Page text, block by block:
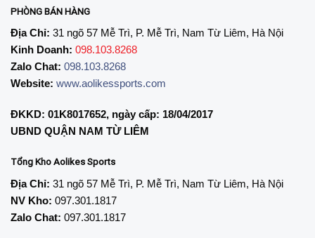
PHÒNG BÁN HÀNG
Địa Chỉ: 31 ngõ 57 Mễ Trì, P. Mễ Trì, Nam Từ Liêm, Hà Nội
Kinh Doanh: 098.103.8268
Zalo Chat: 098.103.8268
Website: www.aolikessports.com
ĐKKD: 01K8017652, ngày cấp: 18/04/2017
UBND QUẬN NAM TỪ LIÊM
Tổng Kho Aolikes Sports
Địa Chỉ: 31 ngõ 57 Mễ Trì, P. Mễ Trì, Nam Từ Liêm, Hà Nội
NV Kho: 097.301.1817
Zalo Chat: 097.301.1817